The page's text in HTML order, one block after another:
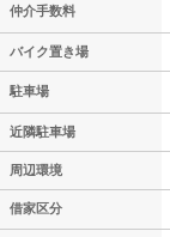
仲介手数料
バイク置き場
駐車場
近隣駐車場
周辺環境
借家区分